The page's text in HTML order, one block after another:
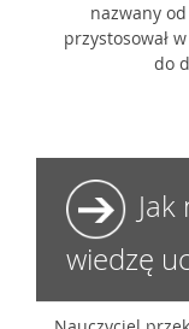
nazwany
przystosował
do
wiedzę